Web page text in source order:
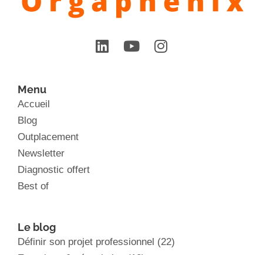
Menu
Accueil
Blog
Outplacement
Newsletter
Diagnostic offert
Best of
Le blog
Définir son projet professionnel (22)